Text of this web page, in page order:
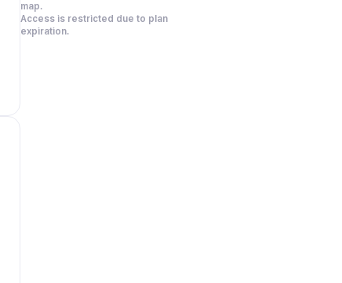
map.
Access is restricted due to plan
expiration.